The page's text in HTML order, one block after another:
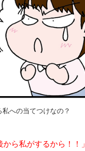
への当てつけなの？
から私がするから！！」